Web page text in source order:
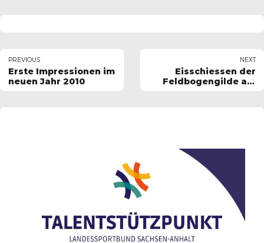
PREVIOUS
Erste Impressionen im
neuen Jahr 2010
NEXT
Eisschiessen der
Feldbogengilde am